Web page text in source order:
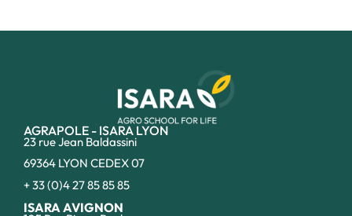
AGRAPOLE - ISARA LYON
23 rue Jean Baldassini
69364 LYON CEDEX 07
+ 33 (0)4 27 85 85 85
ISARA AVIGNON